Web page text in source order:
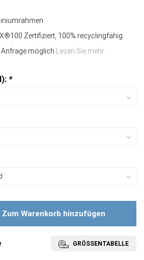
Zertifiziert, 100% recyclingfähig
Anfrage möglich Lesen Sie mehr..
*
Zum Warenkorb hinzufügen
GRÖSSENTABELLE